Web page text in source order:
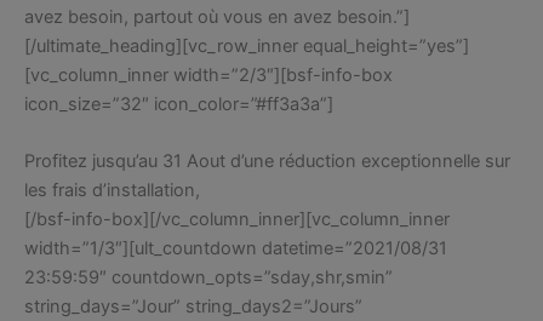
avez besoin, partout où vous en avez besoin.”]
[/ultimate_heading][vc_row_inner equal_height=”yes”]
[vc_column_inner width=”2/3″][bsf-info-box
icon_size=”32″ icon_color=”#ff3a3a”]
Profitez jusqu’au 31 Aout d’une réduction exceptionnelle sur
les frais d’installation,
[/bsf-info-box][/vc_column_inner][vc_column_inner
width=”1/3″][ult_countdown datetime=”2021/08/31
23:59:59″ countdown_opts=”sday,shr,smin”
string_days=”Jour” string_days2=”Jours”